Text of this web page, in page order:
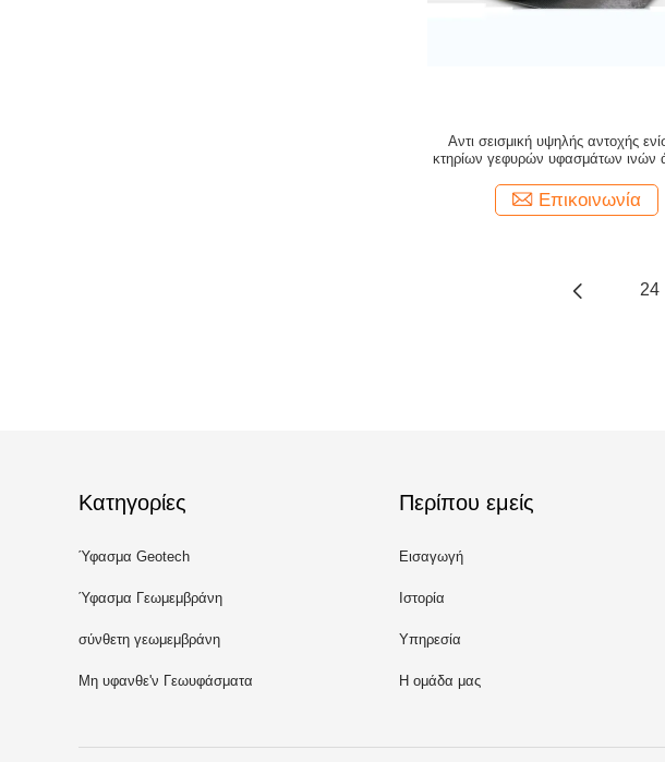
Αντι σεισμική υψηλής αντοχής
κτηρίων γεφυρών υφασμάτων ινών
Επικοινωνία
24
Κατηγορίες
Ύφασμα Geotech
Ύφασμα Γεωμεμβράνη
σύνθετη γεωμεμβράνη
Μη υφανθε'ν Γεωυφάσματα
Περίπου εμείς
Εισαγωγή
Ιστορία
Υπηρεσία
Η ομάδα μας